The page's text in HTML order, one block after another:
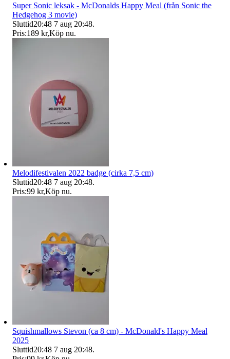
Super Sonic leksak - McDonalds Happy Meal (från Sonic the
Hedgehog 3 movie)
Sluttid20:48 7 aug 20:48.
Pris:189 kr,Köp nu.
Melodifestivalen 2022 badge (cirka 7,5 cm)
Sluttid20:48 7 aug 20:48.
Pris:99 kr,Köp nu.
Squishmallows Stevon (ca 8 cm) - McDonald's Happy Meal
2025
Sluttid20:48 7 aug 20:48.